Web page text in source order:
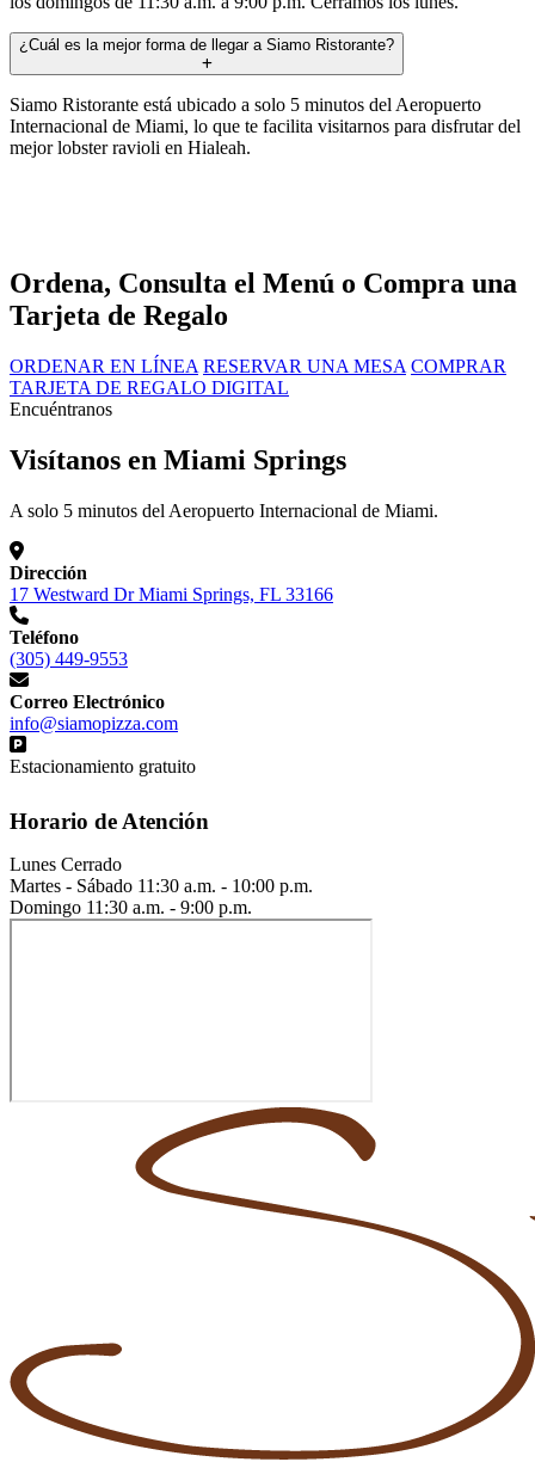
¿Cuál es la mejor forma de llegar a Siamo Ristorante?
Siamo Ristorante está ubicado a solo 5 minutos del Aeropuerto
Internacional de Miami, lo que te facilita visitarnos para disfrutar del
mejor lobster ravioli en Hialeah.
Ordena, Consulta el Menú o Compra una
Tarjeta de Regalo
ORDENAR EN LÍNEA RESERVAR UNA MESA COMPRAR
TARJETA DE REGALO DIGITAL
Encuéntranos
Visítanos en Miami Springs
A solo 5 minutos del Aeropuerto Internacional de Miami.
Dirección
17 Westward Dr Miami Springs, FL 33166
Teléfono
(305) 449-9553
Correo Electrónico
info@siamopizza.com
Estacionamiento gratuito
Horario de Atención
Lunes Cerrado
Martes - Sábado 11:30 a.m. - 10:00 p.m.
Domingo 11:30 a.m. - 9:00 p.m.